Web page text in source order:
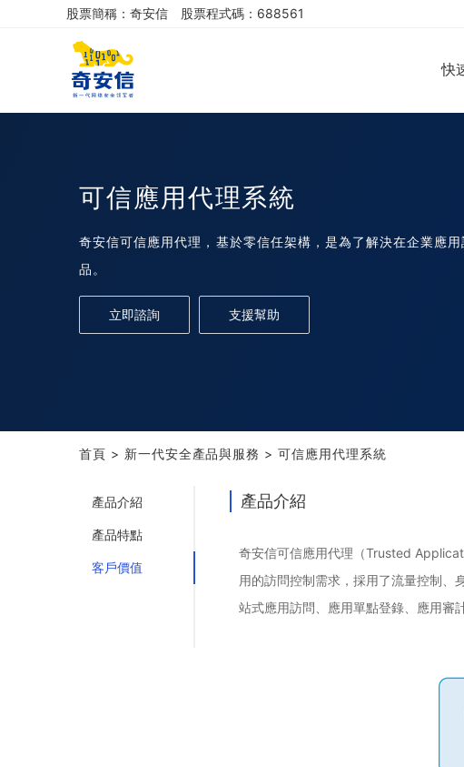
股票簡稱：奇安信 股票程式碼：688561
快
可信應用代理系統
奇安信可信應用代理，基於零信任架構，是為了解決在企業應
品。
立即諮詢 支援幫助
首頁 > 新一代安全產品與服務 > 可信應用代理系統
產品介紹
奇安信可信應用代理（Trusted
用的訪問控制需求，採用了流量控制、
站式應用訪問、應用單點登錄、應用審
產品介紹
產品特點
客戶價值